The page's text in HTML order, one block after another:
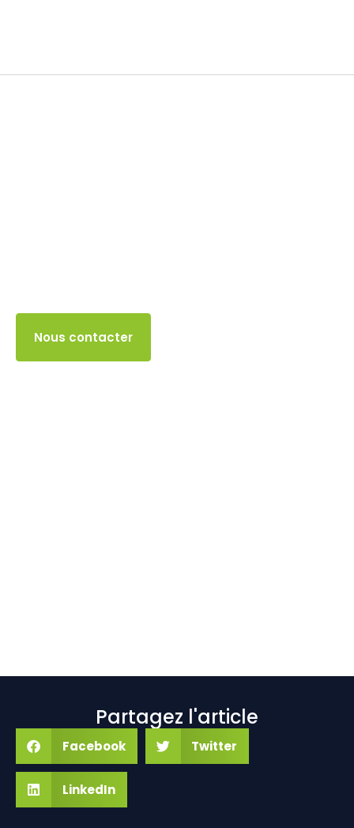
Nous contacter
Partagez l'article
Facebook Twitter
LinkedIn